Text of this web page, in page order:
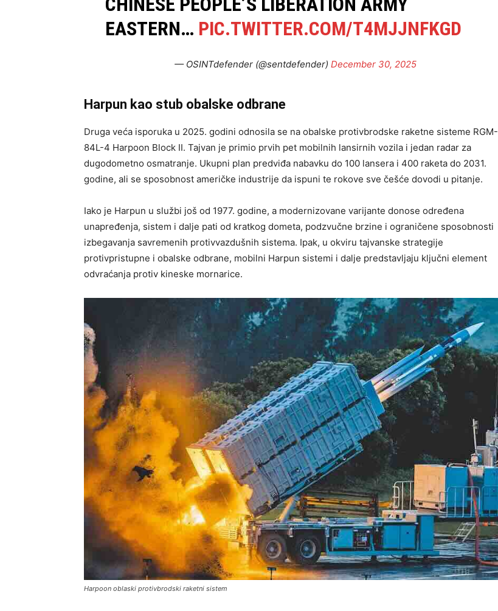
EASTERN… PIC.TWITTER.COM/T4MJJNFKGD
— OSINTdefender (@sentdefender) December 30, 2025
Harpun kao stub obalske odbrane
Druga veća isporuka u 2025. godini odnosila se na obalske protivbrodske raketne sisteme RGM-
84L-4 Harpoon Block II. Tajvan je primio prvih pet mobilnih lansirnih vozila i jedan radar za
dugodometno osmatranje. Ukupni plan predviđa nabavku do 100 lansera i 400 raketa do 2031.
godine, ali se sposobnost američke industrije da ispuni te rokove sve češće dovodi u pitanje.
Iako je Harpun u službi još od 1977. godine, a modernizovane varijante donose određena
unapređenja, sistem i dalje pati od kratkog dometa, podzvučne brzine i ograničene sposobnosti
izbegavanja savremenih protivvazdušnih sistema. Ipak, u okviru tajvanske strategije
protivpristupne i obalske odbrane, mobilni Harpun sistemi i dalje predstavljaju ključni element
odvraćanja protiv kineske mornarice.
Harpoon oblaski protivbrodski raketni sistem